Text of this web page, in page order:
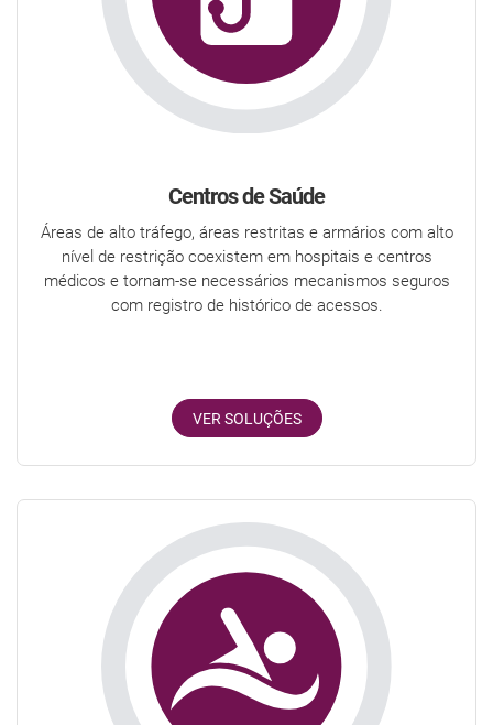
Centros de Saúde
Áreas de alto tráfego, áreas restritas e armários com alto
nível de restrição coexistem em hospitais e centros
médicos e tornam-se necessários mecanismos seguros
com registro de histórico de acessos.
VER SOLUÇÕES